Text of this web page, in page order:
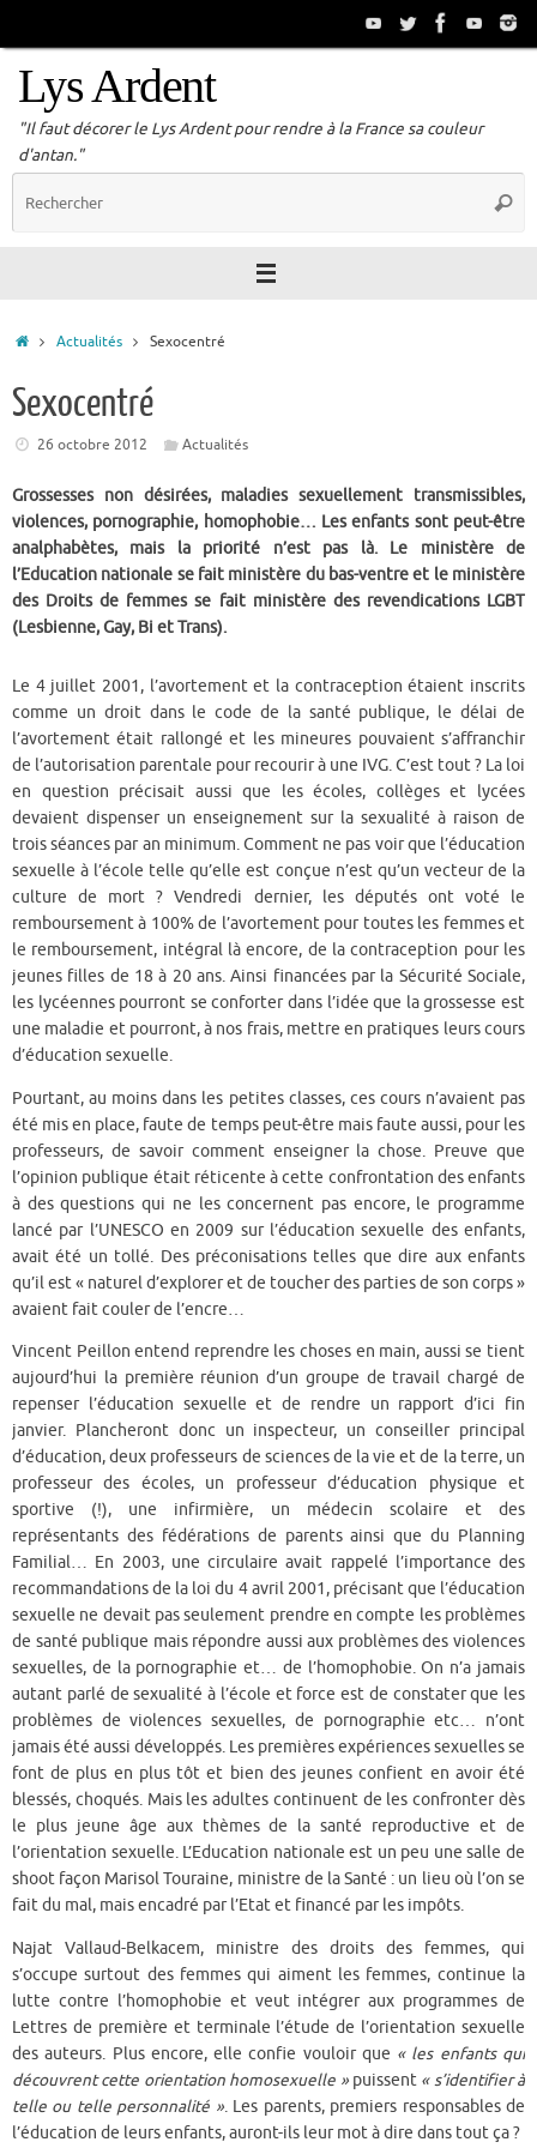
Lys Ardent
"Il faut décorer le Lys Ardent pour rendre à la France sa couleur
d'antan."
Accueil
Actualités Sexocentré
Sexocentré
26 octobre 2012 Actualités
Grossesses non désirées, maladies sexuellement transmissibles,
violences, pornographie, homophobie… Les enfants sont peut-être
analphabètes, mais la priorité n’est pas là. Le ministère de
l’Education nationale se fait ministère du bas-ventre et le ministère
des Droits de femmes se fait ministère des revendications LGBT
(Lesbienne, Gay, Bi et Trans).
Le 4 juillet 2001, l’avortement et la contraception étaient inscrits
comme un droit dans le code de la santé publique, le délai de
l’avortement était rallongé et les mineures pouvaient s’affranchir
de l’autorisation parentale pour recourir à une IVG. C’est tout ? La loi
en question précisait aussi que les écoles, collèges et lycées
devaient dispenser un enseignement sur la sexualité à raison de
trois séances par an minimum. Comment ne pas voir que l’éducation
sexuelle à l’école telle qu’elle est conçue n’est qu’un vecteur de la
culture de mort ? Vendredi dernier, les députés ont voté le
remboursement à 100% de l’avortement pour toutes les femmes et
le remboursement, intégral là encore, de la contraception pour les
jeunes filles de 18 à 20 ans. Ainsi financées par la Sécurité Sociale,
les lycéennes pourront se conforter dans l’idée que la grossesse est
une maladie et pourront, à nos frais, mettre en pratiques leurs cours
d’éducation sexuelle.
Pourtant, au moins dans les petites classes, ces cours n’avaient pas
été mis en place, faute de temps peut-être mais faute aussi, pour les
professeurs, de savoir comment enseigner la chose. Preuve que
l’opinion publique était réticente à cette confrontation des enfants
à des questions qui ne les concernent pas encore, le programme
lancé par l’UNESCO en 2009 sur l’éducation sexuelle des enfants,
avait été un tollé. Des préconisations telles que dire aux enfants
qu’il est « naturel d’explorer et de toucher des parties de son corps »
avaient fait couler de l’encre…
Vincent Peillon entend reprendre les choses en main, aussi se tient
aujourd’hui la première réunion d’un groupe de travail chargé de
repenser l’éducation sexuelle et de rendre un rapport d’ici fin
janvier. Plancheront donc un inspecteur, un conseiller principal
d’éducation, deux professeurs de sciences de la vie et de la terre, un
professeur des écoles, un professeur d’éducation physique et
sportive (!), une infirmière, un médecin scolaire et des
représentants des fédérations de parents ainsi que du Planning
Familial… En 2003, une circulaire avait rappelé l’importance des
recommandations de la loi du 4 avril 2001, précisant que l’éducation
sexuelle ne devait pas seulement prendre en compte les problèmes
de santé publique mais répondre aussi aux problèmes des violences
sexuelles, de la pornographie et… de l’homophobie. On n’a jamais
autant parlé de sexualité à l’école et force est de constater que les
problèmes de violences sexuelles, de pornographie etc… n’ont
jamais été aussi développés. Les premières expériences sexuelles se
font de plus en plus tôt et bien des jeunes confient en avoir été
blessés, choqués. Mais les adultes continuent de les confronter dès
le plus jeune âge aux thèmes de la santé reproductive et de
l’orientation sexuelle. L’Education nationale est un peu une salle de
shoot façon Marisol Touraine, ministre de la Santé : un lieu où l’on se
fait du mal, mais encadré par l’Etat et financé par les impôts.
Najat Vallaud-Belkacem, ministre des droits des femmes, qui
s’occupe surtout des femmes qui aiment les femmes, continue la
lutte contre l’homophobie et veut intégrer aux programmes de
Lettres de première et terminale l’étude de l’orientation sexuelle
des auteurs. Plus encore, elle confie vouloir que « les enfants qui
découvrent cette orientation homosexuelle »puissent « s’identifier à
telle ou telle personnalité ». Les parents, premiers responsables de
l’éducation de leurs enfants, auront-ils leur mot à dire dans tout ça ?